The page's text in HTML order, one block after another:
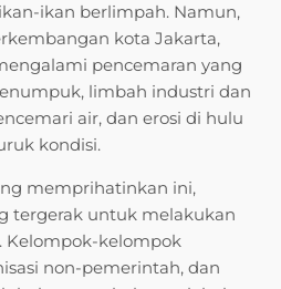
ikan berlimpah. Namun,
kota Jakarta,
pencemaran yang
limbah industri dan
air, dan erosi di hulu
kondisi.
memprihatinkan ini,
tergerak untuk melakukan
Kelompok-kelompok
non-pemerintah, dan